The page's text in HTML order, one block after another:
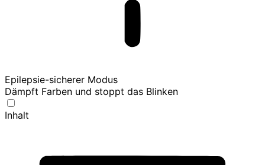
Epilepsie-sicherer Modus
Dämpft Farben und stoppt das Blinken
Inhalt